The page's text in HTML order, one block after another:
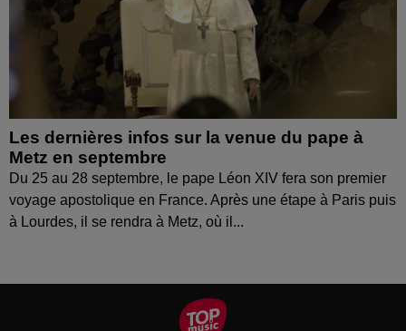
Les dernières infos sur la venue du pape à
Metz en septembre
Du 25 au 28 septembre, le pape Léon XIV fera son premier
voyage apostolique en France. Après une étape à Paris puis
à Lourdes, il se rendra à Metz, où il...